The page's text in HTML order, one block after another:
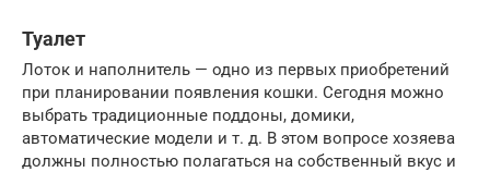
Туалет
Лоток и наполнитель — одно из первых приобретений
при планировании появления кошки. Сегодня можно
выбрать традиционные поддоны, домики,
автоматические модели и т. д. В этом вопросе хозяева
должны полностью полагаться на собственный вкус и